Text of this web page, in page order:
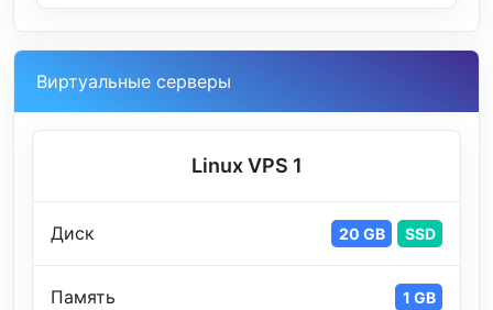
Виртуальные серверы
Linux VPS 1
Диск 20 GB SSD
Память 1 GB